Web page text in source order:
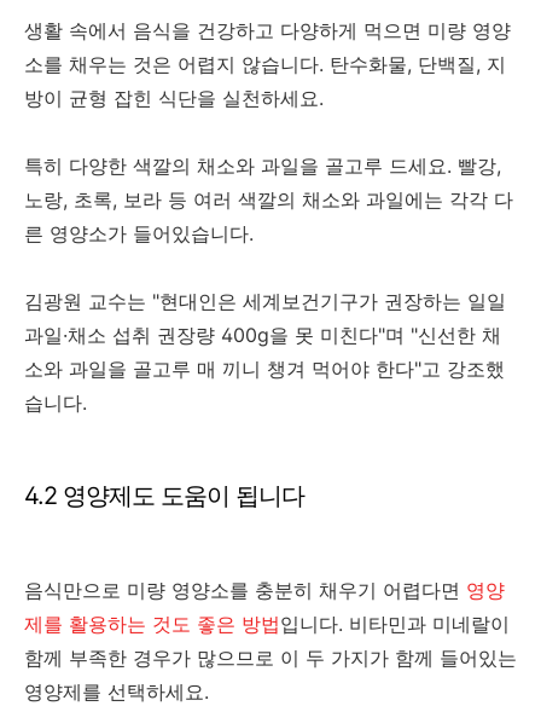
생활 속에서 음식을 건강하고 다양하게 먹으면 미량 영양
소를 채우는 것은 어렵지 않습니다. 탄수화물, 단백질, 지
방이 균형 잡힌 식단을 실천하세요.
특히 다양한 색깔의 채소와 과일을 골고루 드세요. 빨강,
노랑, 초록, 보라 등 여러 색깔의 채소와 과일에는 각각 다
른 영양소가 들어있습니다.
김광원 교수는 "현대인은 세계보건기구가 권장하는 일일
과일·채소 섭취 권장량 400g을 못 미친다"며 "신선한 채
소와 과일을 골고루 매 끼니 챙겨 먹어야 한다"고 강조했
습니다.
4.2 영양제도 도움이 됩니다
음식만으로 미량 영양소를 충분히 채우기 어렵다면 영양
제를 활용하는 것도 좋은 방법입니다. 비타민과 미네랄이
함께 부족한 경우가 많으므로 이 두 가지가 함께 들어있는
영양제를 선택하세요.